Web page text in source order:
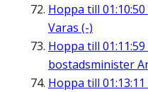
Hoppa till 01:10:50
Varas (-)
Hoppa till 01:11:59
bostadsminister
Hoppa till 01:13:11